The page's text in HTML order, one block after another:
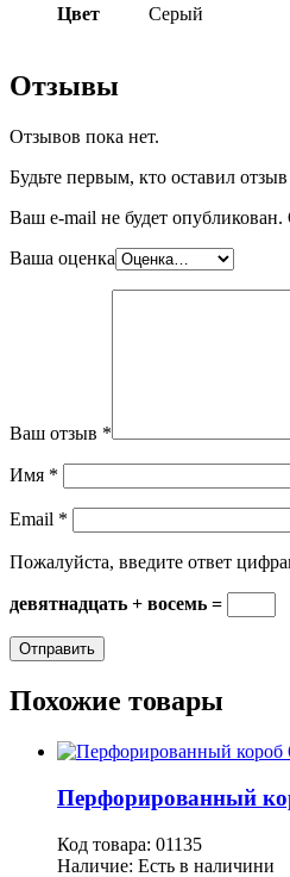
Цвет Серый
Отзывы
Отзывов пока нет.
Будьте первым, кто оставил
Ваш e-mail не будет опубликован.
Ваша оценка
Ваш отзыв *
Имя *
Email *
Пожалуйста, введите ответ
девятнадцать + восемь =
Похожие товары
Перфорированный
Код товара: 01135
Наличие: Есть в наличини